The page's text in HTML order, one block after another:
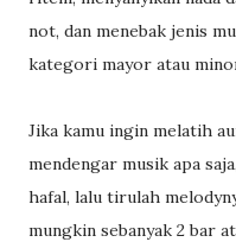
not, dan menebak jenis
kategori mayor atau
Jika kamu ingin melatih
mendengar musik apa
hafal, lalu tirulah
mungkin sebanyak 2 bar